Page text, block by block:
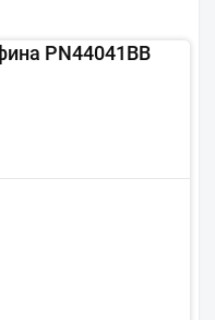
PN44041BB